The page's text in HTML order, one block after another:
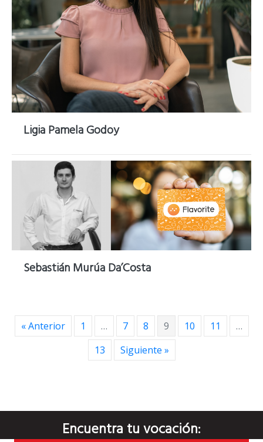
Ligia Pamela Godoy
Sebastián Murúa Da’Costa
« Anterior 1 … 7 8 9 10 11
…
13
Siguiente »
Encuentra tu vocación: